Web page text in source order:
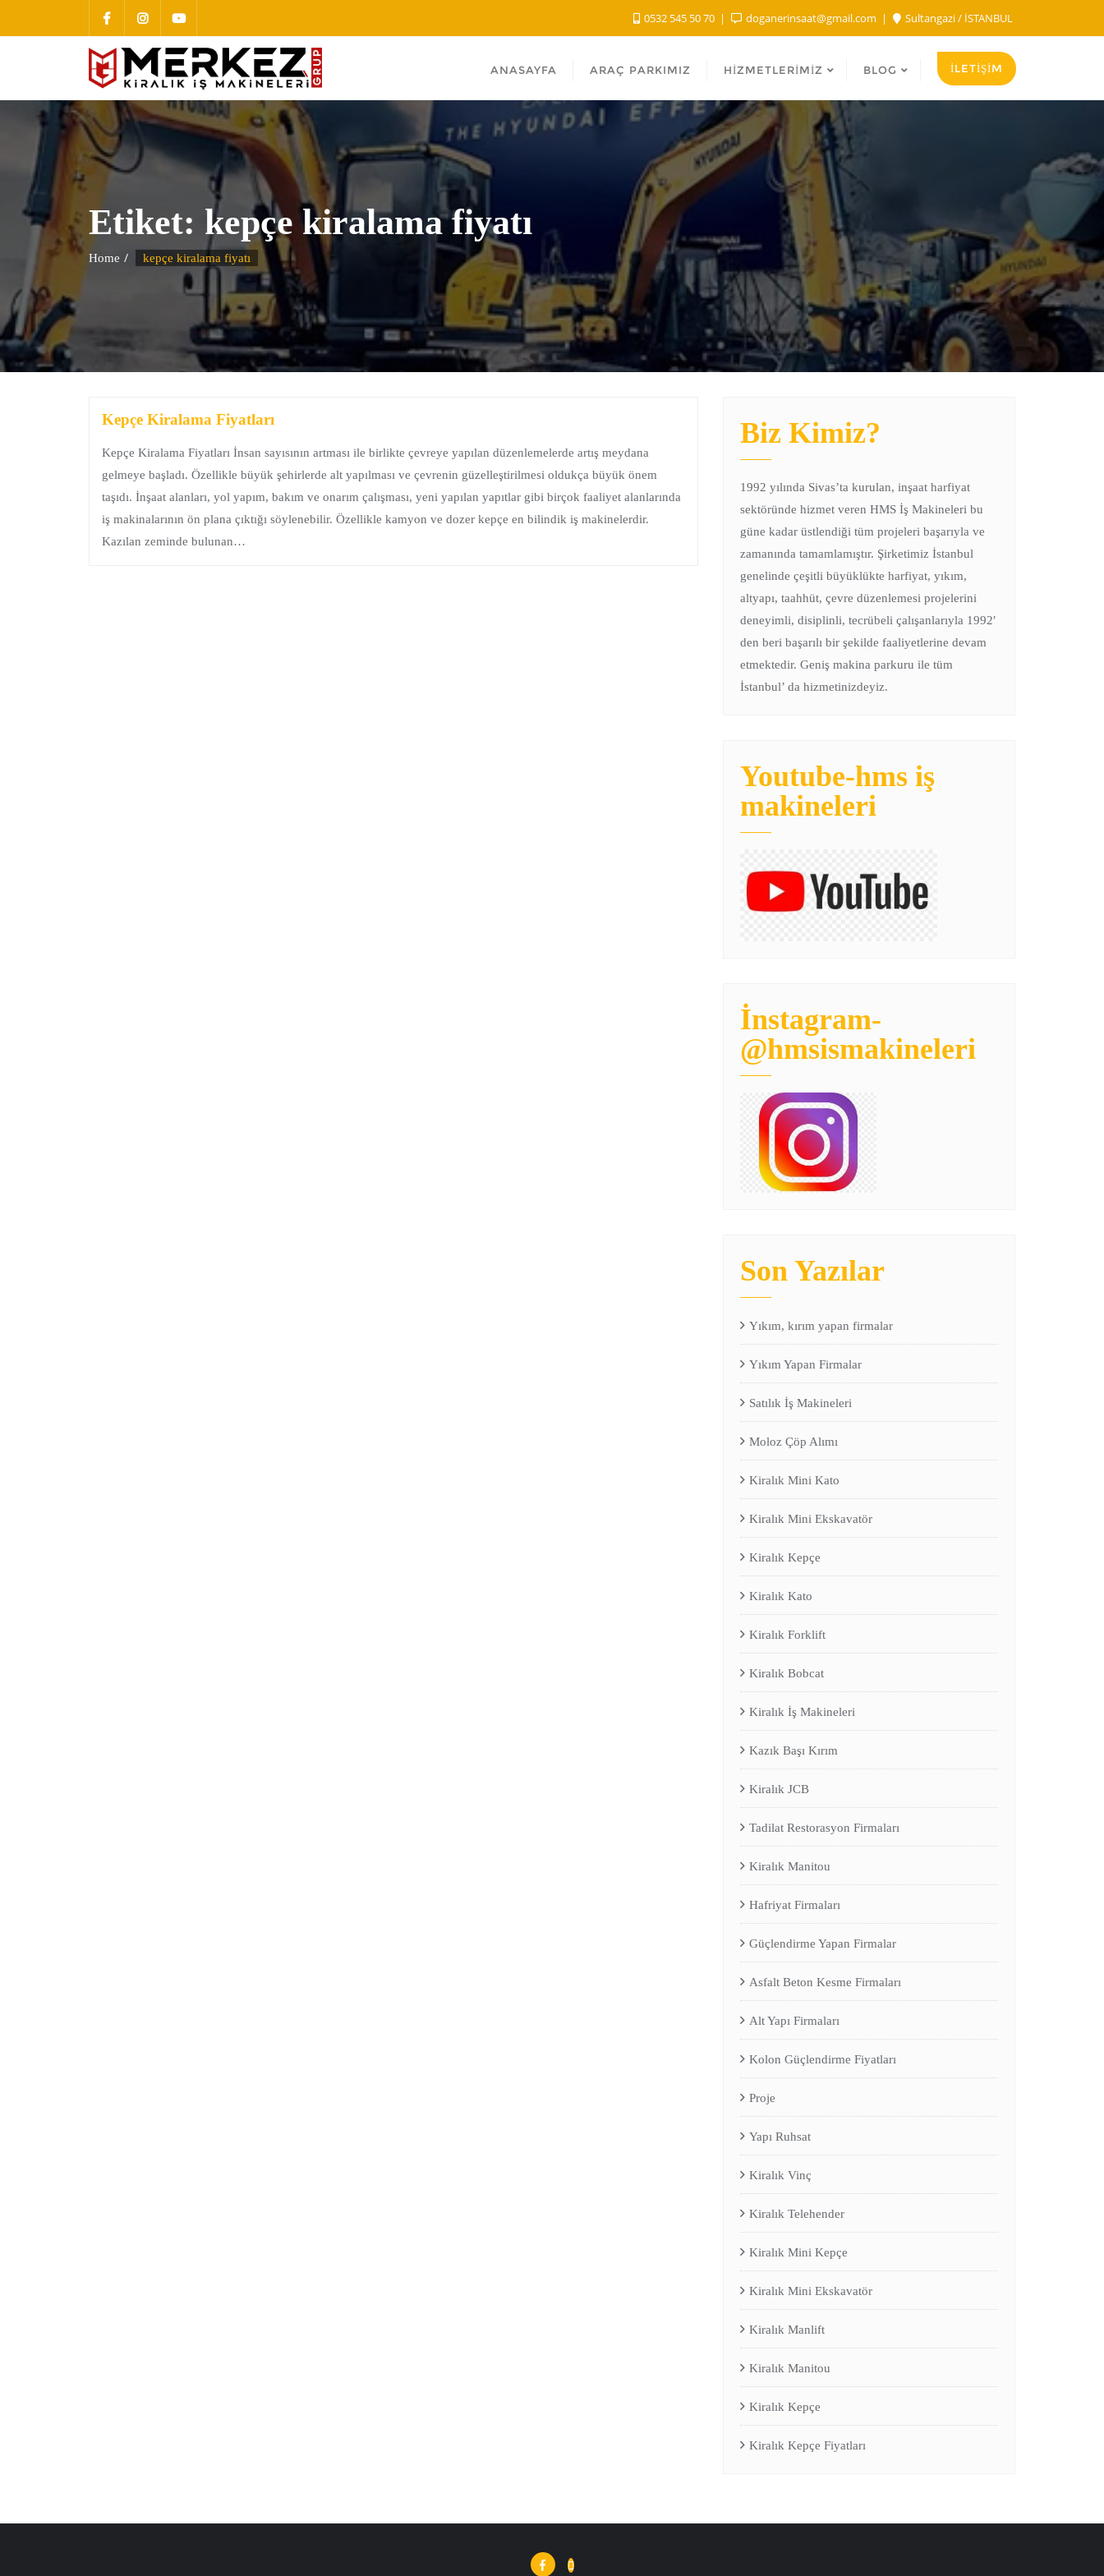
0532 545 50 70 doganerinsaat@gmail.com Sultangazi / İSTANBUL
ANASAYFA ARAÇ PARKIMIZ HIZMETLERIMIZ BLOG İLETİŞİM
Etiket: kepçe kiralama fiyatı
Home kepçe kiralama fiyatı
Kepçe Kiralama Fiyatları
Kepçe Kiralama Fiyatları İnsan sayısının artması ile birlikte çevreye yapılan düzenlemelerde artış meydana
gelmeye başladı. Özellikle büyük şehirlerde alt yapılması ve çevrenin güzelleştirilmesi oldukça büyük önem
taşıdı. İnşaat alanları, yol yapım, bakım ve onarım çalışması, yeni yapılan yapıtlar gibi birçok faaliyet alanlarında
iş makinalarının ön plana çıktığı söylenebilir. Özellikle kamyon ve dozer kepçe en bilindik iş makinelerdir.
Kazılan zeminde bulunan…
Biz Kimiz?
1992 yılında Sivas’ta kurulan, inşaat harfiyat
sektöründe hizmet veren HMS İş Makineleri bu
güne kadar üstlendiği tüm projeleri başarıyla ve
zamanında tamamlamıştır. Şirketimiz İstanbul
genelinde çeşitli büyüklükte harfiyat, yıkım,
altyapı, taahhüt, çevre düzenlemesi projelerini
deneyimli, disiplinli, tecrübeli çalışanlarıyla 1992′
den beri başarılı bir şekilde faaliyetlerine devam
etmektedir. Geniş makina parkuru ile tüm
İstanbul’ da hizmetinizdeyiz.
Youtube-hms iş
makineleri
İnstagram-
@hmsismakineleri
Son Yazılar
Yıkım, kırım yapan firmalar
Yıkım Yapan Firmalar
Satılık İş Makineleri
Moloz Çöp Alımı
Kiralık Mini Kato
Kiralık Mini Ekskavatör
Kiralık Kepçe
Kiralık Kato
Kiralık Forklift
Kiralık Bobcat
Kiralık İş Makineleri
Kazık Başı Kırım
Kiralık JCB
Tadilat Restorasyon Firmaları
Kiralık Manitou
Hafriyat Firmaları
Güçlendirme Yapan Firmalar
Asfalt Beton Kesme Firmaları
Alt Yapı Firmaları
Kolon Güçlendirme Fiyatları
Proje
Yapı Ruhsat
Kiralık Vinç
Kiralık Telehender
Kiralık Mini Kepçe
Kiralık Mini Ekskavatör
Kiralık Manlift
Kiralık Manitou
Kiralık Kepçe
Kiralık Kepçe Fiyatları